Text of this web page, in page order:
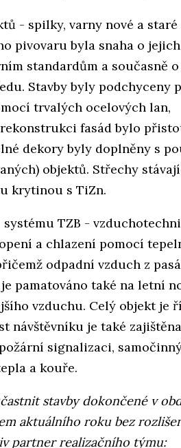
- spilky, varny nové a staré
pivovaru byla snaha o jejich
standardům a současně o
Stavby byly podchyceny
trvalých ocelových lan,
fasád bylo
dekory byly doplněny s
objektů. Střechy
krytinou s TiZn.
TZB -
a chlazení pomocí
odpadní vzduch z
pamatováno také na letní
vzduchu. Celý objekt je
návštěvníku je také zajištěna
signalizaci,
a kouře.
stavby dokončené v
aktuálního roku bez
partner realizačního týmu: